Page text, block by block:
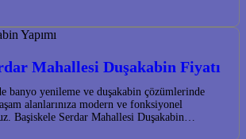
Mahallesi Duşakabin Fiyatı
banyo yenileme ve duşakabin çözümlerinde
alanlarınıza modern ve fonksiyonel
Başiskele Serdar Mahallesi Duşakabin…